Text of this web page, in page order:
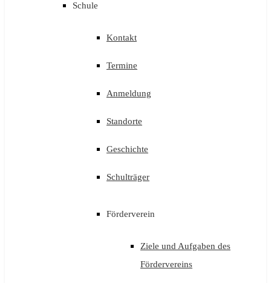
Schule
Kontakt
Termine
Anmeldung
Standorte
Geschichte
Schulträger
Förderverein
Ziele und Aufgaben des
Fördervereins